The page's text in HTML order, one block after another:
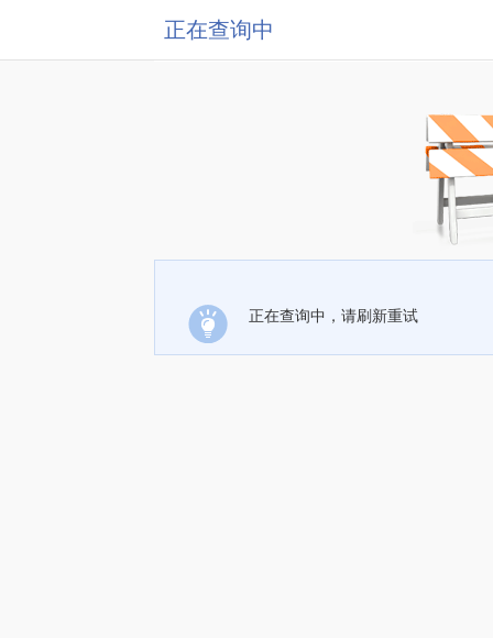
正在查询中
正在查询中，请刷新重试